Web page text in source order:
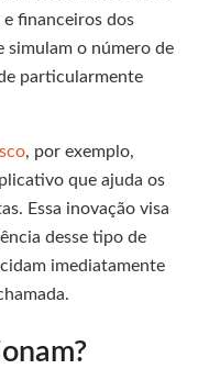
e financeiros dos
simulam o número de
particularmente
, por exemplo,
que ajuda os
Essa inovação visa
desse tipo de
imediatamente